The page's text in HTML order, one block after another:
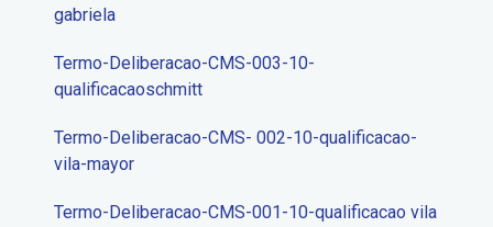
gabriela
Termo-Deliberacao-CMS-003-10-
qualificacaoschmitt
Termo-Deliberacao-CMS- 002-10-qualificacao-
vila-mayor
Termo-Deliberacao-CMS-001-10-qualificacao vila